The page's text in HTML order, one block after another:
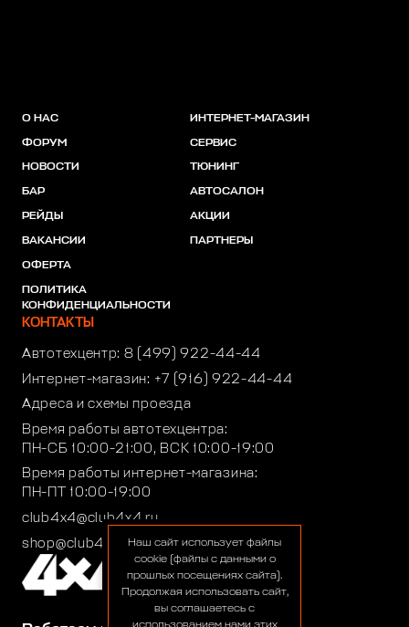
О НАС
ФОРУМ
НОВОСТИ
БАР
РЕЙДЫ
ВАКАНСИИ
ОФЕРТА
ПОЛИТИКА
КОНФИДЕНЦИАЛЬНОСТИ
ИНТЕРНЕТ-МАГАЗИН
СЕРВИС
ТЮНИНГ
АВТОСАЛОН
АКЦИИ
ПАРТНЕРЫ
КОНТАКТЫ
Автотехцентр: 8 (499) 922-44-44
Интернет-магазин: +7 (916) 922-44-44
Адреса и схемы проезда
Время работы автотехцентра:
ПН-СБ 10:00-21:00, ВСК 10:00-19:00
Время работы интернет-магазина:
ПН-ПТ 10:00-19:00
club4x4@club4x4.ru
shop@club4x4.ruНаш сайт использует файлы
cookie (файлы с данными о
прошлых посещениях сайта).
Продолжая использовать сайт,
вы соглашаетесь с